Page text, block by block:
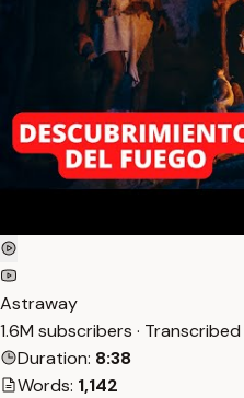
Astraway
1.6M subscribers · Transcribed
Duration: 8:38
Words: 1,142